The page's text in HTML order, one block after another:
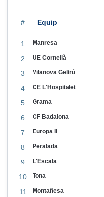
#
1 Manresa
2 UE Cornellà
3 Vilanova Geltrú
4 CE L'Hospitalet
5 Grama
6 CF Badalona
7 Europa II
8 Peralada
9 L'Escala
10 Tona
11 Montañesa